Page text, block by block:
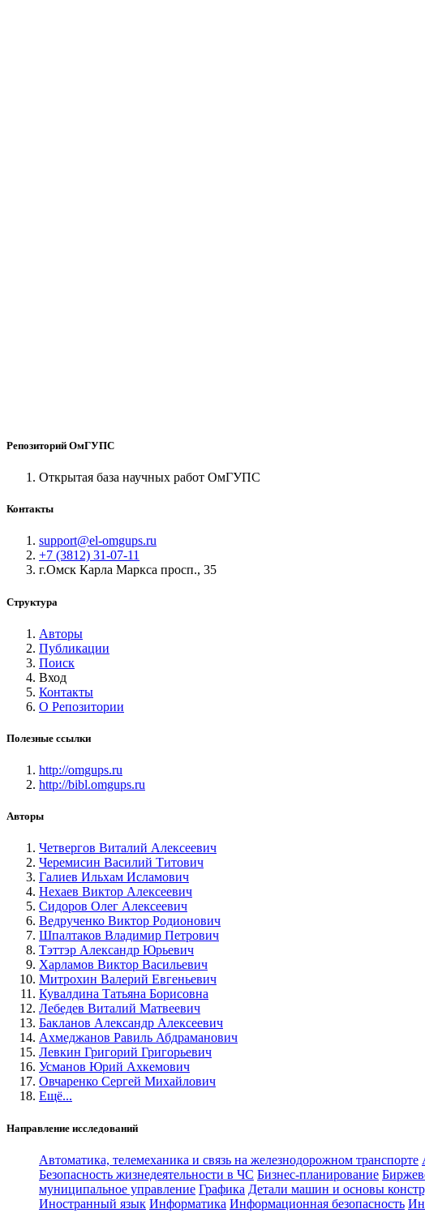
Репозиторий ОмГУПС
Открытая база научных работ ОмГУПС
Контакты
support@el-omgups.ru
+7 (3812) 31-07-11
г.Омск Карла Маркса просп., 35
Структура
Авторы
Публикации
Поиск
Вход
Контакты
О Репозитории
Полезные ссылки
http://omgups.ru
http://bibl.omgups.ru
Авторы
Четвергов Виталий Алексеевич
Черемисин Василий Титович
Галиев Ильхам Исламович
Нехаев Виктор Алексеевич
Сидоров Олег Алексеевич
Ведрученко Виктор Родионович
Шпалтаков Владимир Петрович
Тэттэр Александр Юрьевич
Харламов Виктор Васильевич
Митрохин Валерий Евгеньевич
Кувалдина Татьяна Борисовна
Лебедев Виталий Матвеевич
Бакланов Александр Алексеевич
Ахмеджанов Равиль Абдраманович
Левкин Григорий Григорьевич
Усманов Юрий Ахкемович
Овчаренко Сергей Михайлович
Ещё...
Направление исследований
Автоматика, телемеханика и связь на железнодорожном транспорте
Безопасность жизнедеятельности в ЧС Бизнес-планирование
муниципальное управление Графика Детали машин и основы
Иностранный язык Информатика Информационная безопасность